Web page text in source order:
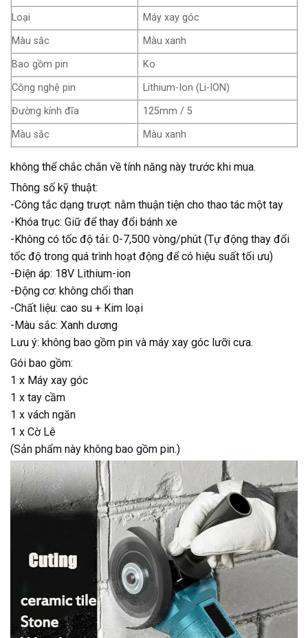
Loại
Máy xay góc
Màu sắc
Màu xanh
Bao gồm pin
Ko
Công nghệ pin
Lithium-Ion (Li-ION)
Đường kính đĩa
125mm / 5
Màu sắc
Màu xanh
không thể chắc chắn về tính năng này trước khi mua.
Thông số kỹ thuật:
-Công tắc dạng trượt: nằm thuận tiện cho thao tác một tay
-Khóa trục: Giữ để thay đổi bánh xe
-Không có tốc độ tải: 0-7,500 vòng/phút (Tự động thay đổi
tốc độ trong quá trình hoạt động để có hiệu suất tối ưu)
-Điện áp: 18V Lithium-ion
-Động cơ: không chổi than
-Chất liệu: cao su + Kim loại
-Màu sắc: Xanh dương
Lưu ý: không bao gồm pin và máy xay góc lưỡi cưa.
Gói bao gồm:
1 x Máy xay góc
1 x tay cầm
1 x vách ngăn
1 x Cờ Lê
(Sản phẩm này không bao gồm pin.)